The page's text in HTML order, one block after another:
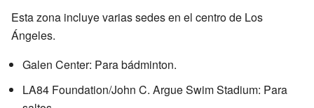
Esta zona incluye varias sedes en el centro de Los
Ángeles.
Galen Center: Para bádminton.
LA84 Foundation/John C. Argue Swim Stadium: Para